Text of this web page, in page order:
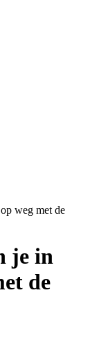
weg met de
je in
de